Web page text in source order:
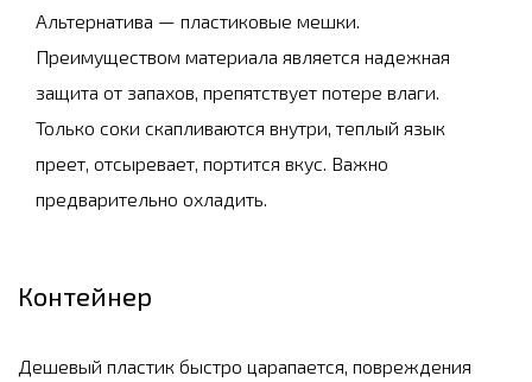
Альтернатива — пластиковые мешки.
Преимуществом материала является надежная
защита от запахов, препятствует потере влаги.
Только соки скапливаются внутри, теплый язык
преет, отсыревает, портится вкус. Важно
предварительно охладить.
Контейнер
Дешевый пластик быстро царапается, повреждения